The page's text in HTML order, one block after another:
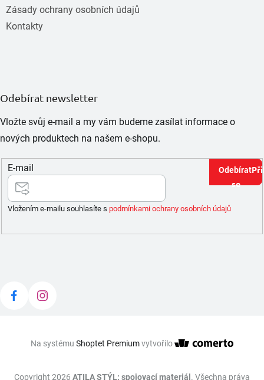
Zásady ochrany osobních údajů
Kontakty
Odebírat newsletter
Vložte svůj e-mail a my vám budeme zasílat informace o
nových produktech na našem e-shopu.
E-mail
Vložením e-mailu souhlasíte s podmínkami ochrany osobních údajů
se
Na systému Shoptet Premiumvytvořilo
Copyright 2026 ATILA STÝL: spojovací materiál . Všechna práva